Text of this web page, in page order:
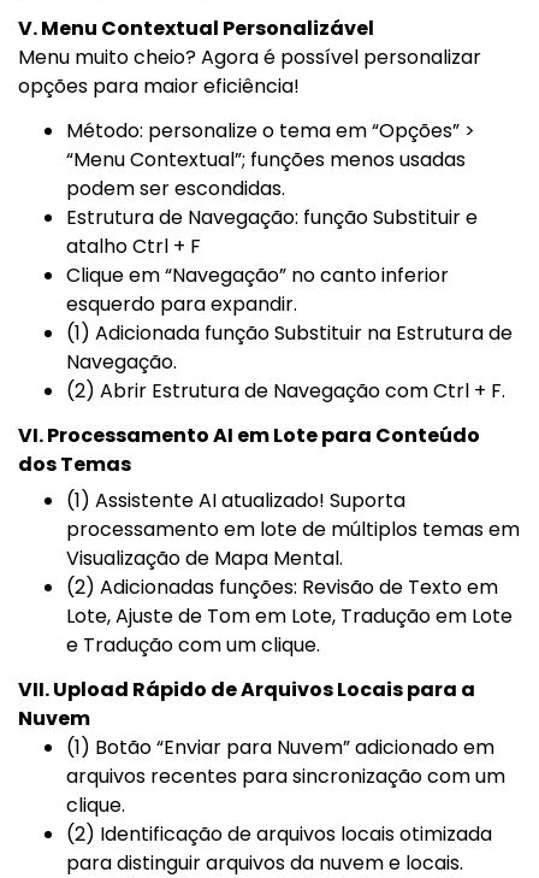
V. Menu Contextual Personalizável
Menu muito cheio? Agora é possível personalizar
opções para maior eficiência!
Método: personalize o tema em “Opções” >
“Menu Contextual”; funções menos usadas
podem ser escondidas.
Estrutura de Navegação: função Substituir e
atalho Ctrl + F
Clique em “Navegação” no canto inferior
esquerdo para expandir.
(1) Adicionada função Substituir na Estrutura de
Navegação.
(2) Abrir Estrutura de Navegação com Ctrl + F.
VI. Processamento AI em Lote para Conteúdo
dos Temas
(1) Assistente AI atualizado! Suporta
processamento em lote de múltiplos temas em
Visualização de Mapa Mental.
(2) Adicionadas funções: Revisão de Texto em
Lote, Ajuste de Tom em Lote, Tradução em Lote
e Tradução com um clique.
VII. Upload Rápido de Arquivos Locais para a
Nuvem
(1) Botão “Enviar para Nuvem” adicionado em
arquivos recentes para sincronização com um
clique.
(2) Identificação de arquivos locais otimizada
para distinguir arquivos da nuvem e locais.